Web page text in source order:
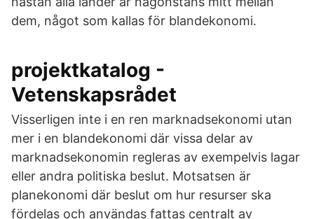
dem, något som kallas för blandekonomi.
projektkatalog -
Vetenskapsrådet
Visserligen inte i en ren marknadsekonomi utan
mer i en blandekonomi där vissa delar av
marknadsekonomin regleras av exempelvis lagar
eller andra politiska beslut. Motsatsen är
planekonomi där beslut om hur resurser ska
fördelas och användas fattas centralt av